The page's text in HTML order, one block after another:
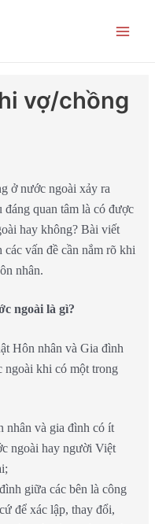
vợ/chồng
ở nước ngoài xảy ra
quan tâm là có được
hay không? Bài viết
vấn đề cần nắm rõ khi
nhân.
ngoài là gì?
Hôn nhân và Gia đình
ngoài khi có một trong
nhân và gia đình có ít
ngoài hay người Việt
giữa các bên là công
để xác lập, thay đổi,